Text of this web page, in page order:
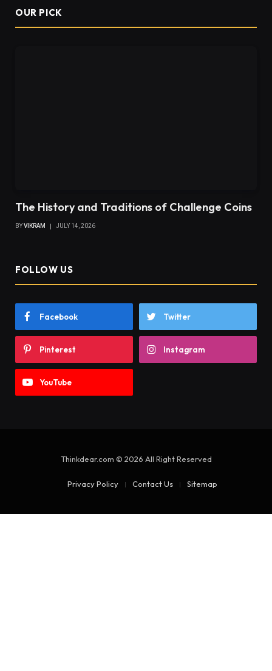
OUR PICK
The History and Traditions of Challenge Coins
BYVIKRAM JULY 14, 2026
FOLLOW US
Facebook Twitter
Pinterest Instagram
YouTube
Thinkdear.com © 2026 All Right Reserved
Privacy Policy Contact Us Sitemap